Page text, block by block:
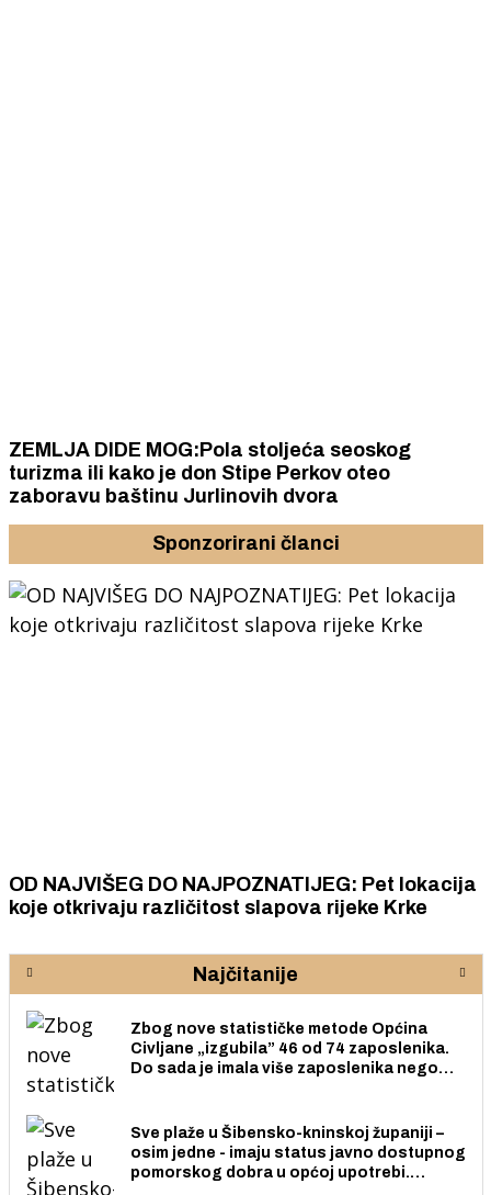
ZEMLJA DIDE MOG:Pola stoljeća seoskog
turizma ili kako je don Stipe Perkov oteo
zaboravu baštinu Jurlinovih dvora
Sponzorirani članci
OD NAJVIŠEG DO NAJPOZNATIJEG: Pet lokacija
koje otkrivaju različitost slapova rijeke Krke
Najčitanije
Zbog nove statističke metode Općina
Civljane „izgubila” 46 od 74 zaposlenika.
Do sada je imala više zaposlenika nego
Sve plaže u Šibensko-kninskoj županiji –
osim jedne - imaju status javno dostupnog
pomorskog dobra u općoj upotrebi.